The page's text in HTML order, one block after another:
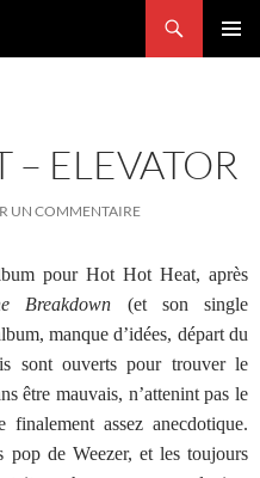
– ELEVATOR
UN COMMENTAIRE
pour Hot Hot Heat, après
Breakdown (et son single
manque d’idées, départ du
sont ouverts pour trouver le
être mauvais, n’attenint pas le
assez anecdotique.
pop de Weezer, et les toujours